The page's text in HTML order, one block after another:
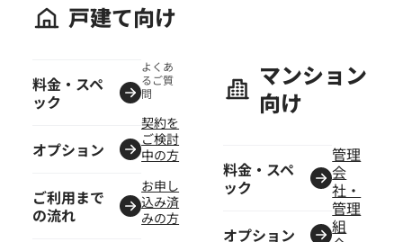
戸建て向け
料金・スペ
ック
オプション
ご利用まで
の流れ
よくあ
るご質
問
契約を
ご検討
中の方
お申し
込み済
みの方
マンション
向け
料金・スペ
ック
オプション
管理
会
社・
管理
組